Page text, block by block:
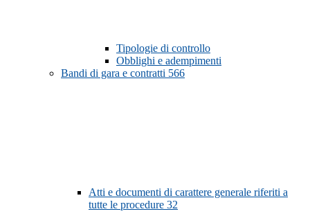
Tipologie di controllo
Obblighi e adempimenti
Bandi di gara e contratti 566
Atti e documenti di carattere generale riferiti a
tutte le procedure 32